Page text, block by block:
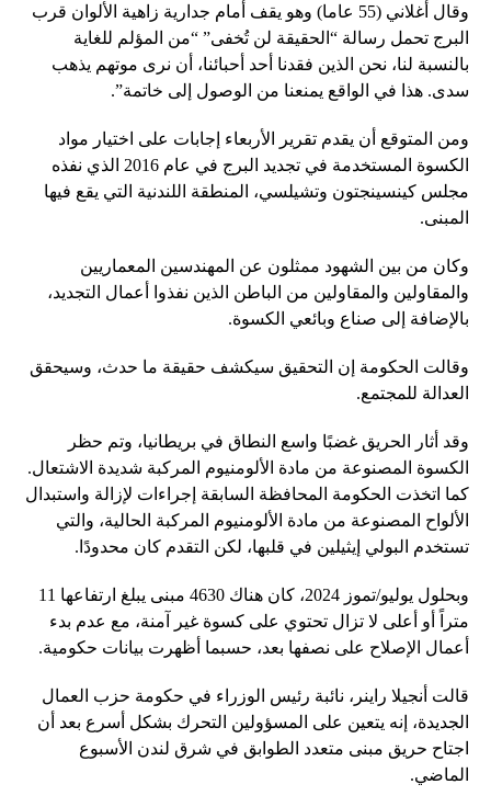
وقال أغلاني (55 عاما) وهو يقف أمام جدارية زاهية الألوان قرب
البرج تحمل رسالة “الحقيقة لن تُخفى” “من المؤلم للغاية
بالنسبة لنا، نحن الذين فقدنا أحد أحبائنا، أن نرى موتهم يذهب
سدى. هذا في الواقع يمنعنا من الوصول إلى خاتمة”.
ومن المتوقع أن يقدم تقرير الأربعاء إجابات على اختيار مواد
الكسوة المستخدمة في تجديد البرج في عام 2016 الذي نفذه
مجلس كينسينجتون وتشيلسي، المنطقة اللندنية التي يقع فيها
المبنى.
وكان من بين الشهود ممثلون عن المهندسين المعماريين
والمقاولين والمقاولين من الباطن الذين نفذوا أعمال التجديد،
بالإضافة إلى صناع وبائعي الكسوة.
وقالت الحكومة إن التحقيق سيكشف حقيقة ما حدث، وسيحقق
العدالة للمجتمع.
وقد أثار الحريق غضبًا واسع النطاق في بريطانيا، وتم حظر
الكسوة المصنوعة من مادة الألومنيوم المركبة شديدة الاشتعال.
كما اتخذت الحكومة المحافظة السابقة إجراءات لإزالة واستبدال
الألواح المصنوعة من مادة الألومنيوم المركبة الحالية، والتي
تستخدم البولي إيثيلين في قلبها، لكن التقدم كان محدودًا.
وبحلول يوليو/تموز 2024، كان هناك 4630 مبنى يبلغ ارتفاعها 11
متراً أو أعلى لا تزال تحتوي على كسوة غير آمنة، مع عدم بدء
أعمال الإصلاح على نصفها بعد، حسبما أظهرت بيانات حكومية.
قالت أنجيلا راينر، نائبة رئيس الوزراء في حكومة حزب العمال
الجديدة، إنه يتعين على المسؤولين التحرك بشكل أسرع بعد أن
اجتاح حريق مبنى متعدد الطوابق في شرق لندن الأسبوع
الماضي.